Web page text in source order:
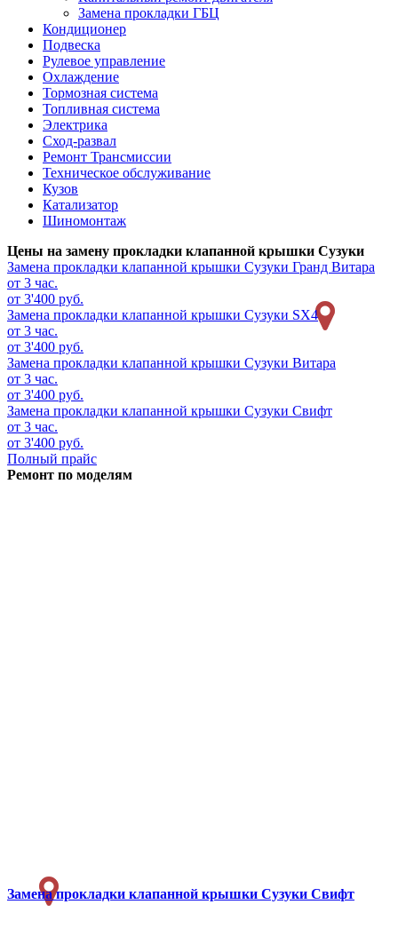
Замена прокладки ГБЦ
Кондиционер
Подвеска
Рулевое управление
Охлаждение
Тормозная система
Топливная система
Электрика
Сход-развал
Ремонт Трансмиссии
Техническое обслуживание
Кузов
Катализатор
Шиномонтаж
Цены на замену прокладки клапанной крышки Сузуки
Замена прокладки клапанной крышки Сузуки Гранд Витара
от 3 час.
от 3'400 руб.
Замена прокладки клапанной крышки Сузуки SX4
от 3 час.
от 3'400 руб.
Замена прокладки клапанной крышки Сузуки Витара
от 3 час.
от 3'400 руб.
Замена прокладки клапанной крышки Сузуки Свифт
от 3 час.
от 3'400 руб.
Полный прайс
Ремонт по моделям
Замена прокладки клапанной крышки Сузуки Свифт